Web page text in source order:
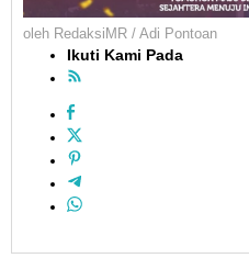
oleh RedaksiMR / Adi Pontoan
Ikuti Kami Pada